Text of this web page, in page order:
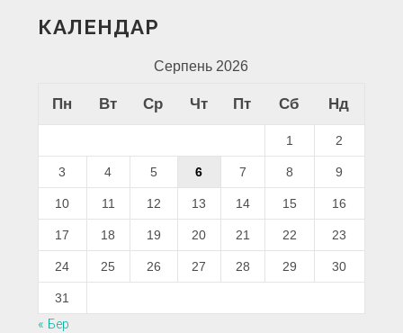
КАЛЕНДАР
Серпень 2026
Пн Вт Ср Чт Пт Сб Нд
1 2
3 4 5 6 7 8 9
10 11 12 13 14 15 16
17 18 19 20 21 22 23
24 25 26 27 28 29 30
31
« Бер